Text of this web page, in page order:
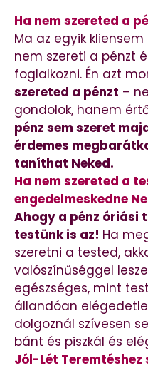
Ha nem szereted a
Ma az egyik
nem szereti a pénzt
foglalkozni. Én azt
szereted a pénzt –
gondolok, hanem
pénz sem szeret
érdemes
taníthat Neked.
Ha nem szereted a
engedelmeskedne
Ahogy a pénz óriási
testünk is az! Ha
szeretni a tested,
valószínűséggel
egészséges, mint
állandóan
dolgoznál szívesen
bánt és piszkál és
Jól-Lét Teremtéshez